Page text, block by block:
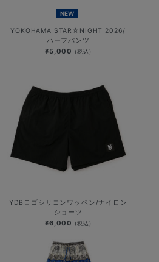
NEW
YOKOHAMA STAR☆NIGHT 2026/
ハーフパンツ
¥5,000 (税込)
YDBロゴシリコンワッペン/ナイロン
ショーツ
¥6,000 (税込)